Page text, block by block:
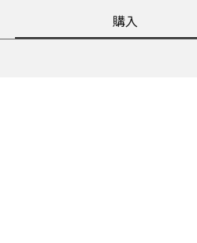
購入